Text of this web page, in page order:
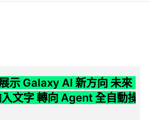
示 Galaxy AI 新方向 未來
文字 轉向 Agent 全自動操